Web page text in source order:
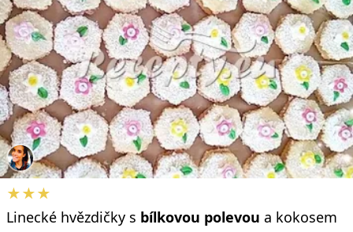
★★★
Linecké hvězdičky s bílkovou polevou a kokosem